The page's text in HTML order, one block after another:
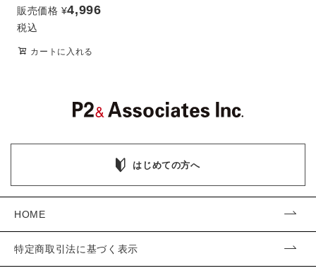
販売価格 ¥4,996
税込
カートに入れる
はじめての方へ
HOME
特定商取引法に基づく表示